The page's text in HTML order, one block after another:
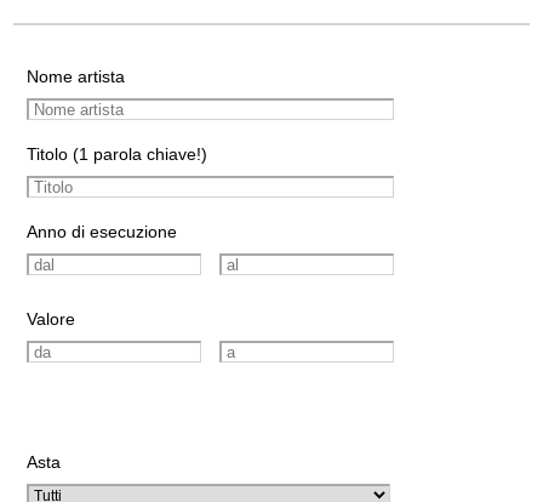
Nome artista
Titolo (1 parola chiave!)
Anno di esecuzione
Valore
Asta